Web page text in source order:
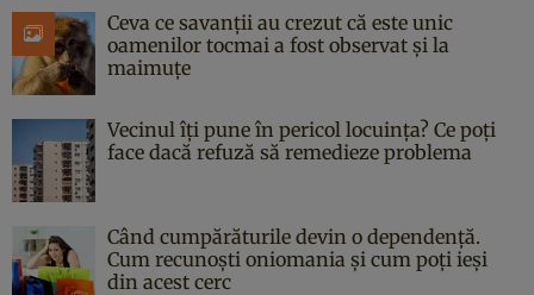
Ceva ce savanții au crezut că este unic
oamenilor tocmai a fost observat și la
maimuțe
Vecinul îți pune în pericol locuința? Ce poți
face dacă refuză să remedieze problema
Când cumpărăturile devin o dependență.
Cum recunoști oniomania și cum poți ieși
din acest cerc